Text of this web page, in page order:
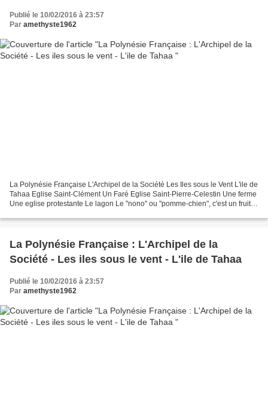
Publié le 10/02/2016 à 23:57
Par amethyste1962
La Polynésie Française L'Archipel de la Société Les Iles sous le Vent L'ile de
Tahaa Eglise Saint-Clément Un Faré Eglise Saint-Pierre-Celestin Une ferme
Une eglise protestante Le lagon Le "nono" ou "pomme-chien", c'est un fruit
La Polynésie Française : L'Archipel de la
Société - Les iles sous le vent - L'ile de Tahaa
Publié le 10/02/2016 à 23:57
Par amethyste1962